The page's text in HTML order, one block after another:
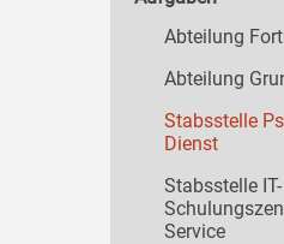
Abteilung
Abteilung
Stabsstelle
Dienst
Stabsstelle IT-
Service